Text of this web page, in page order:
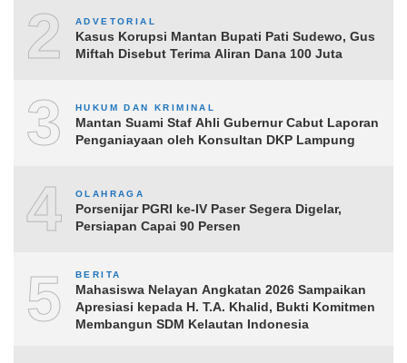
2 ADVETORIAL
Kasus Korupsi Mantan Bupati Pati Sudewo, Gus
Miftah Disebut Terima Aliran Dana 100 Juta
3 HUKUM DAN KRIMINAL
Mantan Suami Staf Ahli Gubernur Cabut Laporan
Penganiayaan oleh Konsultan DKP Lampung
4 OLAHRAGA
Porsenijar PGRI ke-IV Paser Segera Digelar,
Persiapan Capai 90 Persen
5 BERITA
Mahasiswa Nelayan Angkatan 2026 Sampaikan
Apresiasi kepada H. T.A. Khalid, Bukti Komitmen
Membangun SDM Kelautan Indonesia